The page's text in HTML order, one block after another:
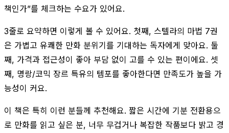
책인가”를 체크하는 수요가 있어요.
3줄로 요약하면 이렇게 볼 수 있어요. 첫째, 스텔라의 마법 7권
은 가볍고 유쾌한 만화 분위기를 기대하는 독자에게 맞아요. 둘
째, 가격과 접근성이 좋아 부담 없이 고를 수 있는 편이에요. 셋
째, 명랑/코믹 장르 특유의 템포를 좋아한다면 만족도가 높을 가
능성이 커요.
이 책은 특히 이런 분들께 추천해요. 짧은 시간에 기분 전환용으
로 만화를 읽고 싶은 분, 너무 무겁거나 복잡한 작품보다 밝고 경